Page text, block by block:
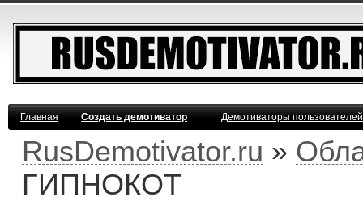
Главная Создать демотиватор Демотиваторы
RusDemotivator.ru »
ГИПНОКОТ